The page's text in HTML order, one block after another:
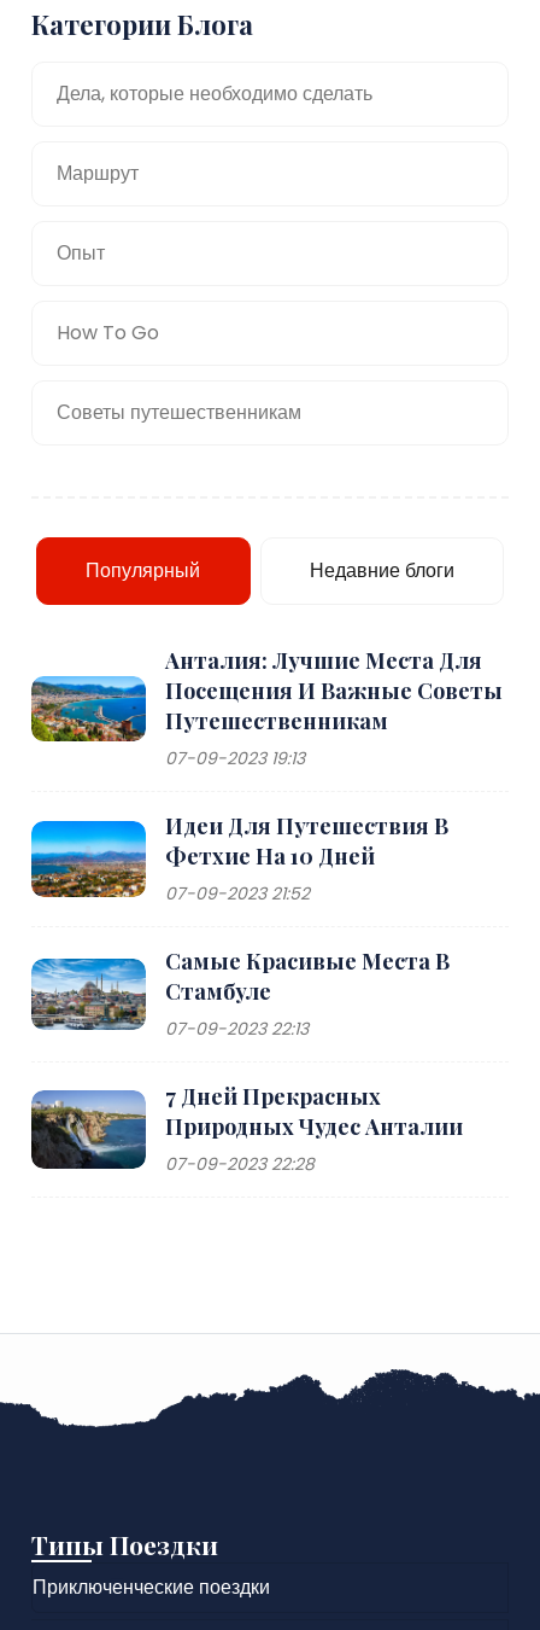
Категории Блога
Дела, которые необходимо сделать
Маршрут
Опыт
How To Go
Советы путешественникам
Популярный Недавние блоги
Анталия: Лучшие Места Для
Посещения И Важные Советы
Путешественникам
07-09-2023 19:13
Идеи Для Путешествия В
Фетхие На 10 Дней
07-09-2023 21:52
Самые Красивые Места В
Стамбуле
07-09-2023 22:13
7 Дней Прекрасных
Природных Чудес Анталии
07-09-2023 22:28
Типы Поездки
Приключенческие поездки